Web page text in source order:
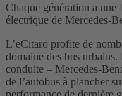
Chaque génération a une
électrique de Mercedes-
L’eCitaro profite de
domaine des bus
conduite – Mercedes-
de l’autobus à plancher